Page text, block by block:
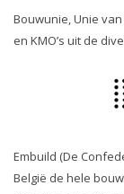
Bouwunie, Unie
en KMO’s uit de
Embuild (De
België de hele